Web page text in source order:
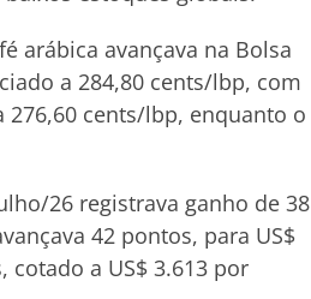
arábica avançava na Bolsa
a 284,80 cents/lbp, com
cents/lbp, enquanto o
26 registrava ganho de 38
42 pontos, para US$
a US$ 3.613 por